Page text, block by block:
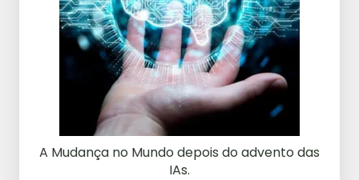
A Mudança no Mundo depois do advento das
IAs.